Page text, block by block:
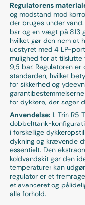
Regulatorens
og modstand mod
der bruges under
bar og en vægt på 813
hvilket gør den nem at
udstyret med 4 LP-
mulighed for at tilslutte
9,5 bar. Regulatoren
standarden, hvilket
for sikkerhed og
for dykkere, der søger
Anvendelse: 1. Trin R5
dobbelttank-
i forskellige
dykning og krævende
essentielt. Den
koldvandskit gør den
temperaturer kan
regulator er et
et avanceret og
alle forhold.